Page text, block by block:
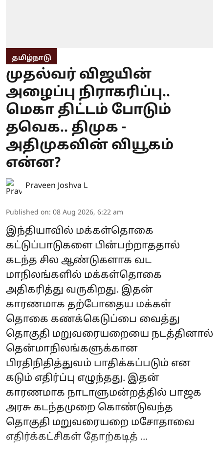
தமிழ்நாடு
முதல்வர் விஜயின்
அழைப்பு நிராகரிப்பு..
மெகா திட்டம் போடும்
தவெக.. திமுக -
அதிமுகவின் வியூகம்
என்ன?
Praveen Joshva L
Published on: 08 Aug 2026, 6:22 am
இந்தியாவில் மக்கள்தொகை
கட்டுப்பாடுகளை பின்பற்றாததால்
கடந்த சில ஆண்டுகளாக வட
மாநிலங்களில் மக்கள்தொகை
அதிகரித்து வருகிறது. இதன்
காரணமாக தற்போதைய மக்கள்
தொகை கணக்கெடுப்பை வைத்து
தொகுதி மறுவரையறையை நடத்தினால்
தென்மாநிலங்களுக்கான
பிரதிநிதித்துவம் பாதிக்கப்படும் என
கடும் எதிர்ப்பு எழுந்தது. இதன்
காரணமாக நாடாளுமன்றத்தில் பாஜக
அரசு கடந்தமுறை கொண்டுவந்த
தொகுதி மறுவரையறை மசோதாவை
எதிர்க்கட்சிகள் தோற்கடித் ...